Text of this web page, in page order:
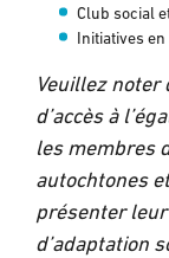
Club social
Initiatives
Veuillez noter
d’accès à
les membres
autochtones
présenter
d’adaptation